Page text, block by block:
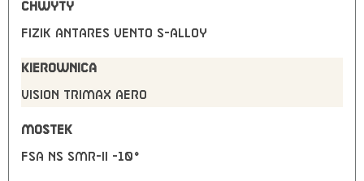
CHWYTY
Fizik Antares Vento S-Alloy
KIEROWNICA
VISION TriMax Aero
MOSTEK
FSA NS SMR-II -10°